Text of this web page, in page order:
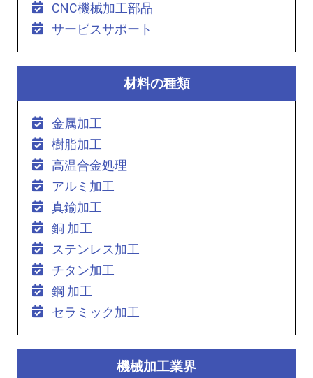
CNC機械加工部品
サービスサポート
材料の種類
金属加工
樹脂加工
高温合金処理
アルミ加工
真鍮加工
銅 加工
ステンレス加工
チタン加工
鋼 加工
セラミック加工
機械加工業界